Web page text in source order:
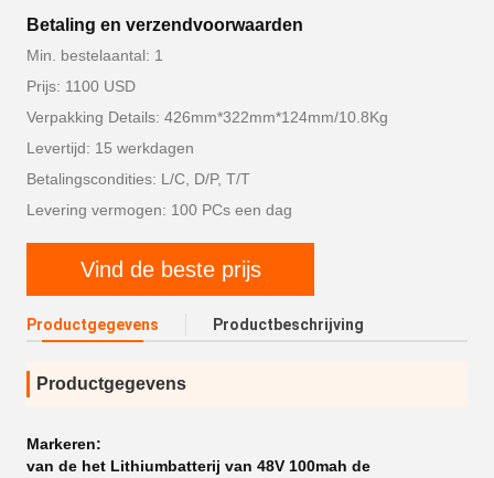
Betaling en verzendvoorwaarden
Min. bestelaantal: 1
Prijs: 1100 USD
Verpakking Details: 426mm*322mm*124mm/10.8Kg
Levertijd: 15 werkdagen
Betalingscondities: L/C, D/P, T/T
Levering vermogen: 100 PCs een dag
Vind de beste prijs
Productgegevens Productbeschrijving
Productgegevens
Markeren:
van de het Lithiumbatterij van 48V 100mah de